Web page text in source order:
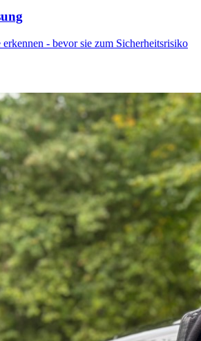
erkennen - bevor sie zum Sicherheitsrisiko